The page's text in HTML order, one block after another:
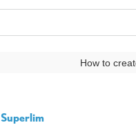
Er du ny kunde på
Superlim